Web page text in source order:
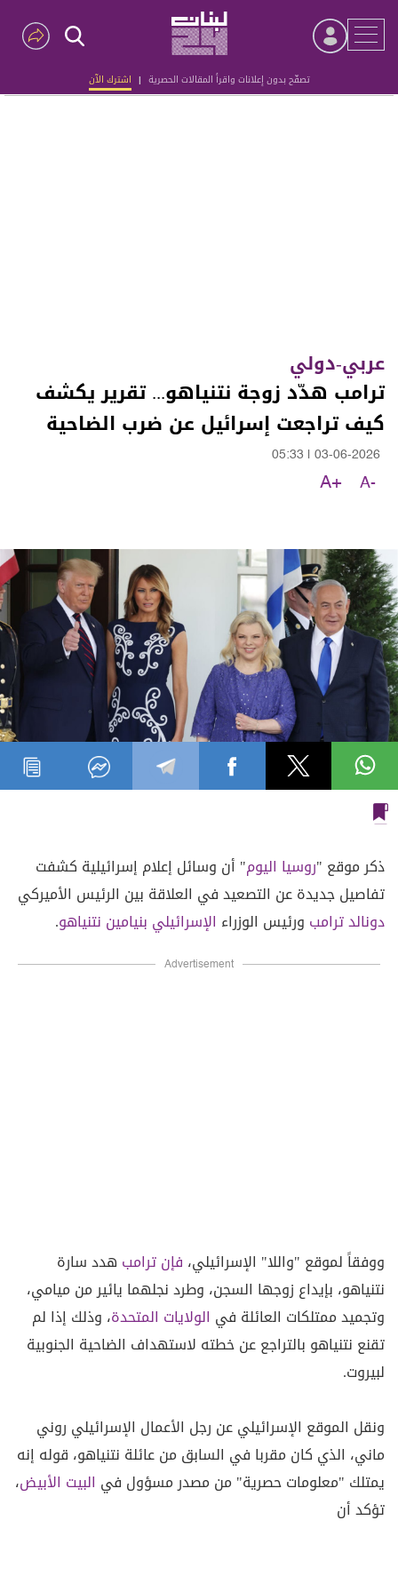
تصفّح بدون إعلانات واقرأ المقالات الحصرية | اشترك الآن
Advertisement
عربي-دولي
ترامب هدّد زوجة نتنياهو... تقرير يكشف
كيف تراجعت إسرائيل عن ضرب الضاحية
03-06-2026
05:33
A-
A+
ذكر موقع "روسيا اليوم" أن وسائل إعلام إسرائيلية كشفت
تفاصيل جديدة عن التصعيد في العلاقة بين الرئيس الأميركي
دونالد ترامب ورئيس الوزراء الإسرائيلي بنيامين نتنياهو.
Advertisement
ووفقاً لموقع "واللا" الإسرائيلي، فإن ترامب هدد سارة
نتنياهو، بإيداع زوجها السجن، وطرد نجلهما يائير من ميامي،
وتجميد ممتلكات العائلة في الولايات المتحدة، وذلك إذا لم
تقنع نتنياهو بالتراجع عن خطته لاستهداف الضاحية الجنوبية
لبيروت.
ونقل الموقع الإسرائيلي عن رجل الأعمال الإسرائيلي روني
ماني، الذي كان مقربا في السابق من عائلة نتنياهو، قوله إنه
يمتلك "معلومات حصرية" من مصدر مسؤول في البيت الأبيض،
تؤكد أن